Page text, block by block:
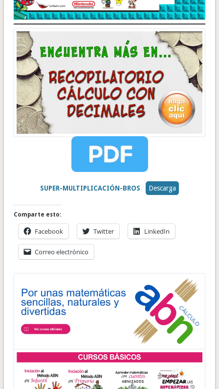
SUPER-MULTIPLICACIÓN-BROS Descarga
Comparte esto:
Facebook Twitter LinkedIn
Correo electrónico